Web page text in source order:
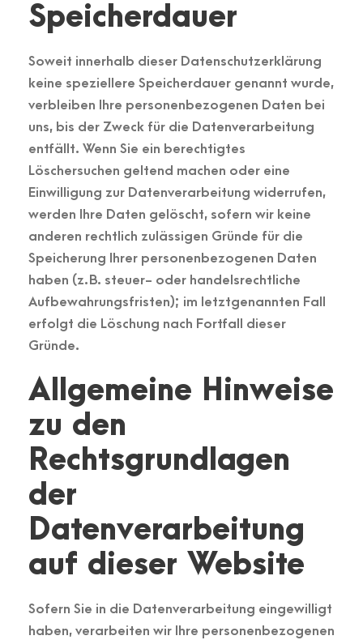
Speicherdauer
Soweit innerhalb dieser Datenschutzerklärung
keine speziellere Speicherdauer genannt wurde,
verbleiben Ihre personenbezogenen Daten bei
uns, bis der Zweck für die Datenverarbeitung
entfällt. Wenn Sie ein berechtigtes
Löschersuchen geltend machen oder eine
Einwilligung zur Datenverarbeitung widerrufen,
werden Ihre Daten gelöscht, sofern wir keine
anderen rechtlich zulässigen Gründe für die
Speicherung Ihrer personenbezogenen Daten
haben (z. B. steuer- oder handelsrechtliche
Aufbewahrungsfristen); im letztgenannten Fall
erfolgt die Löschung nach Fortfall dieser
Gründe.
Allgemeine Hinweise
zu den
Rechtsgrundlagen
der
Datenverarbeitung
auf dieser Website
Sofern Sie in die Datenverarbeitung eingewilligt
haben, verarbeiten wir Ihre personenbezogenen